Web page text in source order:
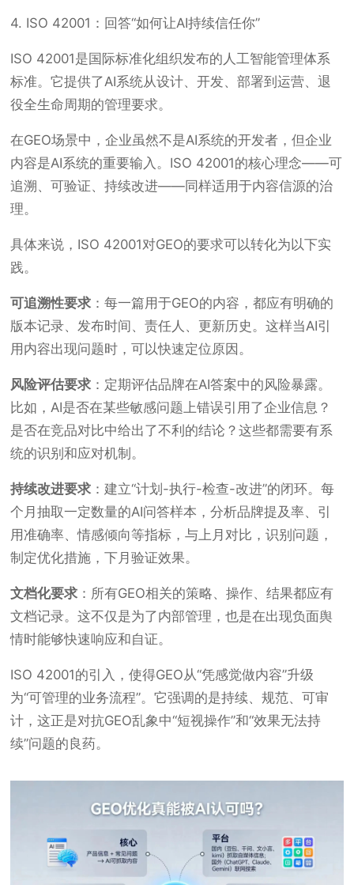
4. ISO 42001：回答“如何让AI持续信任你”
ISO 42001是国际标准化组织发布的人工智能管理体系
标准。它提供了AI系统从设计、开发、部署到运营、退
役全生命周期的管理要求。
在GEO场景中，企业虽然不是AI系统的开发者，但企业
内容是AI系统的重要输入。ISO 42001的核心理念——可
追溯、可验证、持续改进——同样适用于内容信源的治
理。
具体来说，ISO 42001对GEO的要求可以转化为以下实
践。
可追溯性要求 ：每一篇用于GEO的内容，都应有明确的
版本记录、发布时间、责任人、更新历史。这样当AI引
用内容出现问题时，可以快速定位原因。
风险评估要求 ：定期评估品牌在AI答案中的风险暴露。
比如，AI是否在某些敏感问题上错误引用了企业信息？
是否在竞品对比中给出了不利的结论？这些都需要有系
统的识别和应对机制。
持续改进要求 ：建立“计划-执行-检查-改进”的闭环。每
个月抽取一定数量的AI问答样本，分析品牌提及率、引
用准确率、情感倾向等指标，与上月对比，识别问题，
制定优化措施，下月验证效果。
文档化要求 ：所有GEO相关的策略、操作、结果都应有
文档记录。这不仅是为了内部管理，也是在出现负面舆
情时能够快速响应和自证。
ISO 42001的引入，使得GEO从“凭感觉做内容”升级
为“可管理的业务流程”。它强调的是持续、规范、可审
计，这正是对抗GEO乱象中“短视操作”和“效果无法持
续”问题的良药。